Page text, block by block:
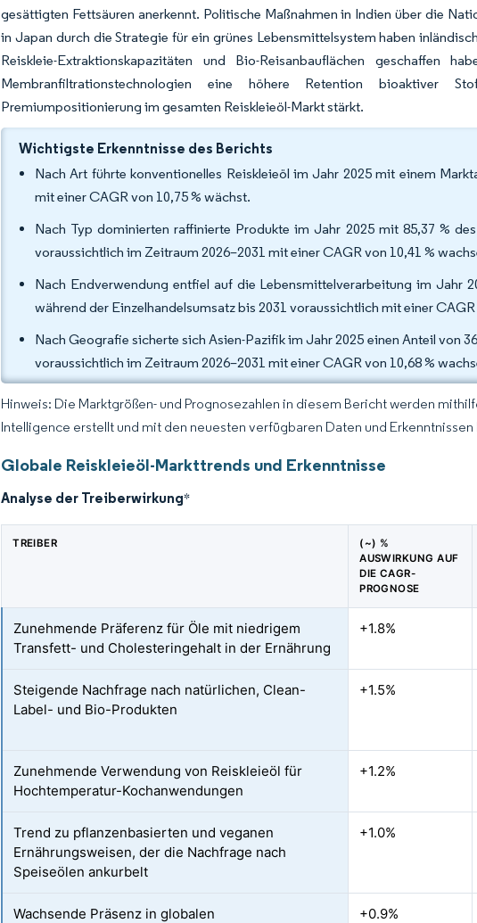
gesättigten Fettsäuren anerkennt. Politische Maßnahmen in Indien über die
in Japan durch die Strategie für ein grünes Lebensmittelsystem haben
Reiskleie-Extraktionskapazitäten und Bio-Reisanbauflächen geschaffen
Membranfiltrationstechnologien eine höhere Retention bioaktiver
Premiumpositionierung im gesamten Reiskleieöl-Markt stärkt.
Wichtigste Erkenntnisse des Berichts
Nach Art führte konventionelles Reiskleieöl im Jahr 2025 mit einem
mit einer CAGR von 10,75 % wächst.
Nach Typ dominierten raffinierte Produkte im Jahr 2025 mit 85,37 %
voraussichtlich im Zeitraum 2026–2031 mit einer CAGR von 10,41 %
Nach Endverwendung entfiel auf die Lebensmittelverarbeitung im Jahr
während der Einzelhandelsumsatz bis 2031 voraussichtlich mit einer
Nach Geografie sicherte sich Asien-Pazifik im Jahr 2025 einen Anteil von
voraussichtlich im Zeitraum 2026–2031 mit einer CAGR von 10,68 %
Hinweis: Die Marktgrößen- und Prognosezahlen in diesem Bericht werden
Intelligence erstellt und mit den neuesten verfügbaren Daten und Erkenntnissen
Globale Reiskleieöl-Markttrends und Erkenntnisse
Analyse der Treiberwirkung*
TREIBER
(~) %
AUSWIRKUNG AUF
DIE CAGR-
PROGNOSE
Zunehmende Präferenz für Öle mit niedrigem
Transfett- und Cholesteringehalt in der Ernährung
+1.8%
Steigende Nachfrage nach natürlichen, Clean-
Label- und Bio-Produkten
+1.5%
Zunehmende Verwendung von Reiskleieöl für
Hochtemperatur-Kochanwendungen
+1.2%
Trend zu pflanzenbasierten und veganen
Ernährungsweisen, der die Nachfrage nach
Speiseölen ankurbelt
+1.0%
Wachsende Präsenz in globalen
+0.9%